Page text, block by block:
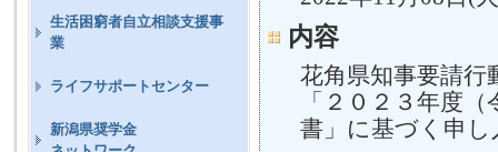
内容
花角県知事要請行
「２０２３年度
書」に基づく申し
生活困窮者自立相談支援事
業
ライフサポートセンター
新潟県奨学金